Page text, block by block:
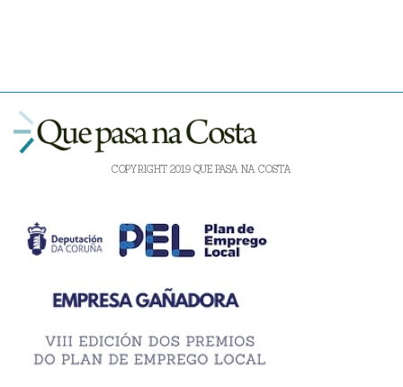
COPYRIGHT 2019 QUE PASA NA COSTA